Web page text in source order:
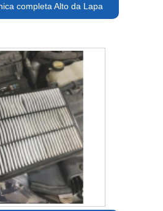
completa Alto da Lapa